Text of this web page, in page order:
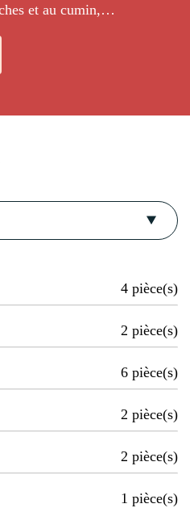
et au cumin,
4 pièce(s)
2 pièce(s)
6 pièce(s)
2 pièce(s)
2 pièce(s)
1 pièce(s)